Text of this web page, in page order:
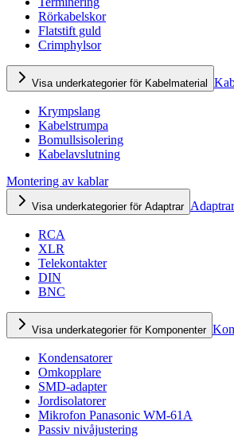
Rörkabelskor
Flatstift guld
Crimphylsor
Visa underkategorier för Kabelmaterial
Krympslang
Kabelstrumpa
Bomullsisolering
Kabelavslutning
Montering av kablar
Visa underkategorier för Adaptrar Adaptrar
RCA
XLR
Telekontakter
DIN
BNC
Visa underkategorier för Komponenter
Kondensatorer
Omkopplare
SMD-adapter
Jordisolatorer
Mikrofon Panasonic WM-61A
Passiv nivåjustering